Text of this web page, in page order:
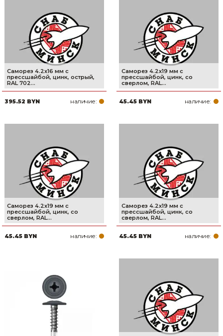
Саморез 4.2х16 мм с
прессшайбой, цинк, острый,
RAL 702...
395.52 BYN наличие:
Саморез 4.2х19 мм с
прессшайбой, цинк, со
сверлом, RAL...
45.45 BYN наличие:
Саморез 4.2х19 мм с
прессшайбой, цинк, со
сверлом, RAL...
45.45 BYN наличие:
Саморез 4.2х19 мм с
прессшайбой, цинк, со
сверлом, RAL...
45.45 BYN наличие: